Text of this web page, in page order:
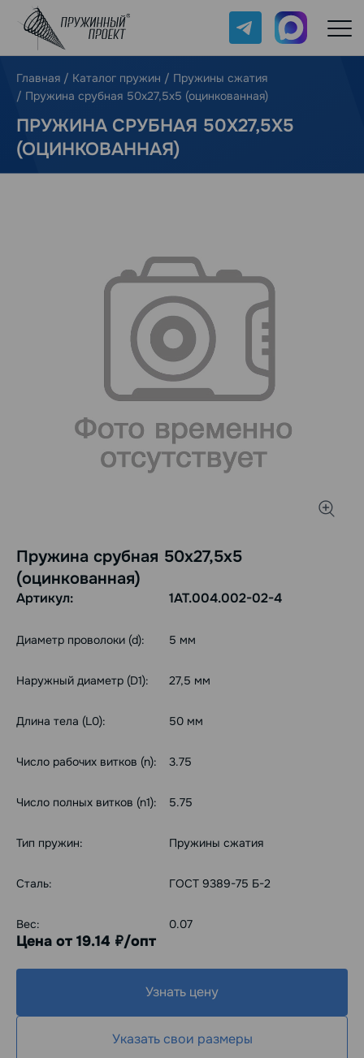
Telegram Max
Главная / Каталог пружин / Пружины сжатия
/ Пружина срубная 50х27,5х5 (оцинкованная)
ПРУЖИНА СРУБНАЯ 50Х27,5Х5
(ОЦИНКОВАННАЯ)
Пружина срубная 50х27,5х5
(оцинкованная)
Артикул: 1АТ.004.002-02-4
Диаметр проволоки (d): 5 мм
Наружный диаметр (D1): 27,5 мм
Длина тела (L0): 50 мм
Число рабочих витков (n): 3.75
Число полных витков (n1): 5.75
Тип пружин: Пружины сжатия
Сталь: ГОСТ 9389-75 Б-2
Вес: 0.07
Цена от 19.14 руб./опт
Узнать цену
Указать свои размеры